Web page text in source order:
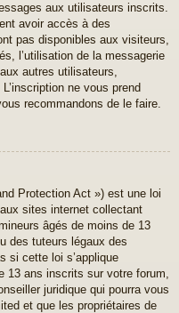
aux utilisateurs inscrits.
avoir accès à des
pas disponibles aux visiteurs,
l’utilisation de la messagerie
autres utilisateurs,
ne vous prend
recommandons de le faire.
Protection Act ») est une loi
sites internet collectant
âgés de moins de 13
des tuteurs légaux des
si cette loi s’applique
13 ans inscrits sur votre forum,
juridique qui pourra vous
et que les propriétaires de